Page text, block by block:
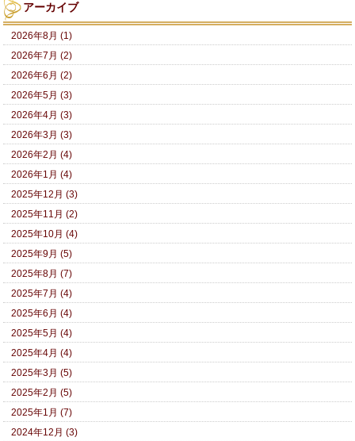
アーカイブ
2026年8月 (1)
2026年7月 (2)
2026年6月 (2)
2026年5月 (3)
2026年4月 (3)
2026年3月 (3)
2026年2月 (4)
2026年1月 (4)
2025年12月 (3)
2025年11月 (2)
2025年10月 (4)
2025年9月 (5)
2025年8月 (7)
2025年7月 (4)
2025年6月 (4)
2025年5月 (4)
2025年4月 (4)
2025年3月 (5)
2025年2月 (5)
2025年1月 (7)
2024年12月 (3)